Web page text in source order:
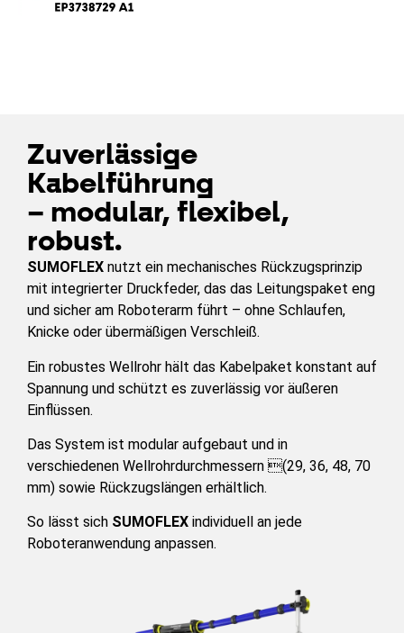
Zuverlässige
Kabelführung
– modular, flexibel,
robust.
SUMOFLEX nutzt ein mechanisches Rückzugsprinzip
mit integrierter Druckfeder, das das Leitungspaket eng
und sicher am Roboterarm führt – ohne Schlaufen,
Knicke oder übermäßigen Verschleiß.
Ein robustes Wellrohr hält das Kabelpaket konstant auf
Spannung und schützt es zuverlässig vor äußeren
Einflüssen.
Das System ist modular aufgebaut und in
verschiedenen Wellrohrdurchmessern (29, 36, 48, 70
mm) sowie Rückzugslängen erhältlich.
So lässt sich SUMOFLEX individuell an jede
Roboteranwendung anpassen.